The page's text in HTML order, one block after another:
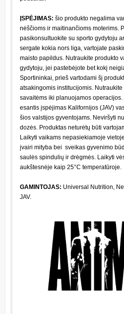
ĮSPĖJIMAS: šio produkto negalima
nėščioms ir maitinančioms moterims.
pasikonsultuokite su sporto gydytoju
sergate kokia nors liga, vartojate
maisto papildus. Nutraukite produkto
gydytoju, jei pastebėjote bet kokį
Sportininkai, prieš vartodami šį
atsakingomis institucijomis.
savaitėms iki planuojamos
esantis įspėjimas Kalifornijos (JAV)
šios valstijos gyventojams. Neviršyti
dozės. Produktas neturėtų būti
Laikyti vaikams nepasiekiamoje
įvairi mityba bei sveikas gyvenimo
saulės spindulių ir drėgmės. Laikyti
aukštesnėje kaip 25°C temperatūroje.
GAMINTOJAS: Universal Nutrition,
JAV.